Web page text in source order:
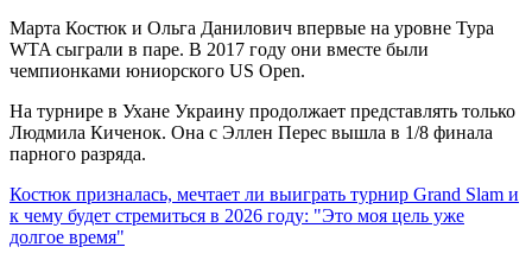
Марта Костюк и Ольга Данилович впервые на уровне Тура
WTA сыграли в паре. В 2017 году они вместе были
чемпионками юниорского US Open.
На турнире в Ухане Украину продолжает представлять только
Людмила Киченок. Она с Эллен Перес вышла в 1/8 финала
парного разряда.
Костюк призналась, мечтает ли выиграть турнир Grand Slam и
к чему будет стремиться в 2026 году: "Это моя цель уже
долгое время"